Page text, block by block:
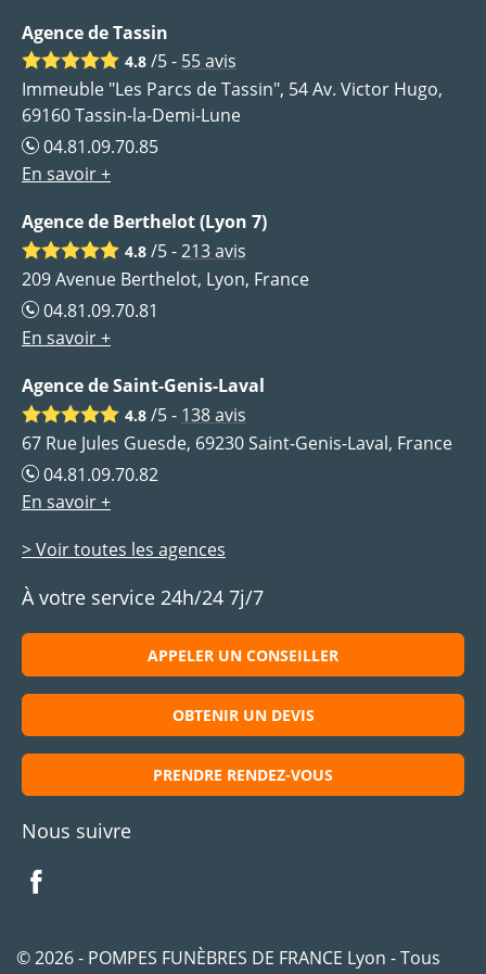
Agence de Tassin
4.8 /5 - 55avis
Immeuble "Les Parcs de Tassin", 54 Av. Victor Hugo,
69160 Tassin-la-Demi-Lune
04.81.09.70.85
En savoir +
Agence de Berthelot (Lyon 7)
4.8 /5 -213avis
209 Avenue Berthelot, Lyon, France
04.81.09.70.81
En savoir +
Agence de Saint-Genis-Laval
4.8 /5 - 138avis
67 Rue Jules Guesde, 69230 Saint-Genis-Laval, France
04.81.09.70.82
En savoir +
> Voir toutes les agences
À votre service 24h/24 7j/7
APPELER UN CONSEILLER
OBTENIR UN DEVIS
PRENDRE RENDEZ-VOUS
Nous suivre
© 2026 - POMPES FUNÈBRES DE FRANCE Lyon - Tous